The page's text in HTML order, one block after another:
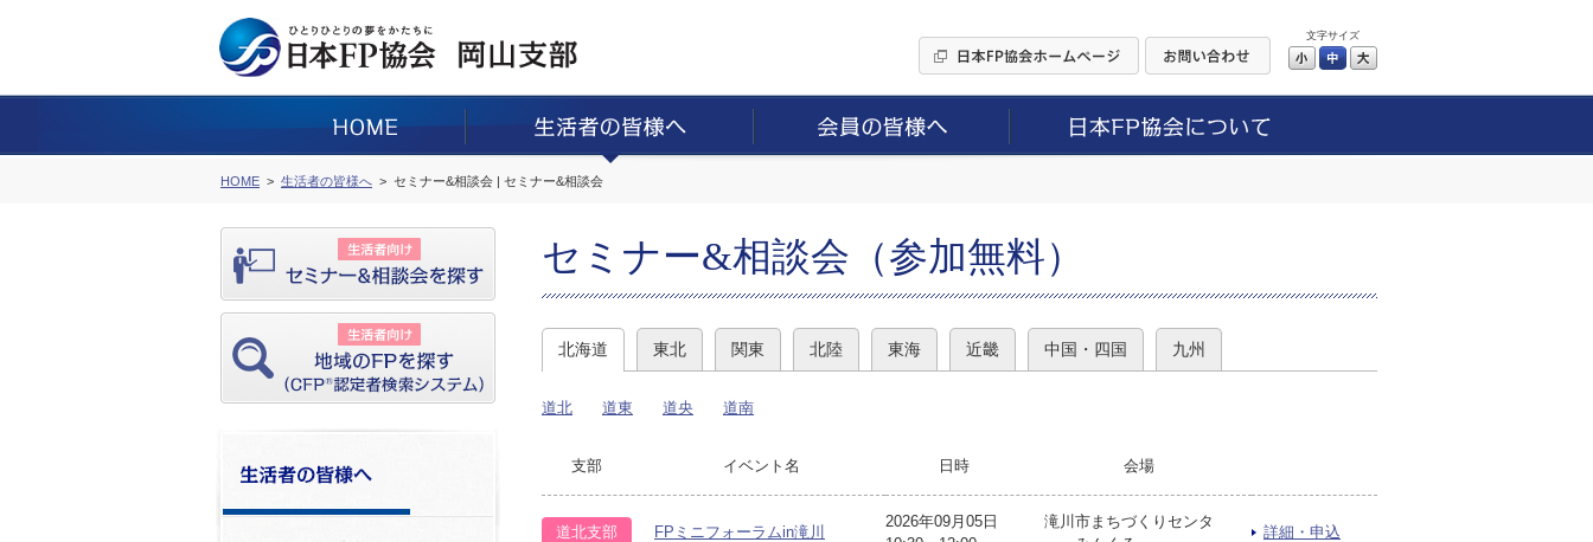
文字サイズ
小 中
HOME 生活者の皆様へ セミナー&相談会 | セミナー&相談会
セミナー&相談会（参加無料）
北海道 東北 関東 北陸 東海 近畿 中国・四国 九州
道北 道東 道央 道南
支部 イベント名 日時 会場
道北支部 FPミニフォーラムin滝川
2026年09月05日
滝川市まちづくりセンタ
詳細・申込